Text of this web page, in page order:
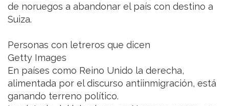
de noruegos a abandonar el país con destino a
Suiza.
Personas con letreros que dicen
Getty Images
En países como Reino Unido la derecha,
alimentada por el discurso antiinmigración, está
ganando terreno político.